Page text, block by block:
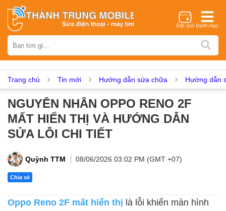
iPhone Samsung Oppo Xiaomi Realme Vivo
Nokia
Asus Sony Vertu LG Tecno
Dịch vụ sửa chữa
Thay màn hình
Thay mic Thay rung Thay main Unlock - Mở Khoá
Trang chủ Tin mới Hướng dẫn sửa chữa Hướng dẫn
NGUYÊN NHÂN OPPO RENO 2F
MẤT HIỂN THỊ VÀ HƯỚNG DẪN
SỬA LỖI CHI TIẾT
Quỳnh TTM 08/06/2026 03:02 PM (GMT +07)
Chia sẻ
Oppo Reno 2F mất hiển thị là lỗi khiến màn hình